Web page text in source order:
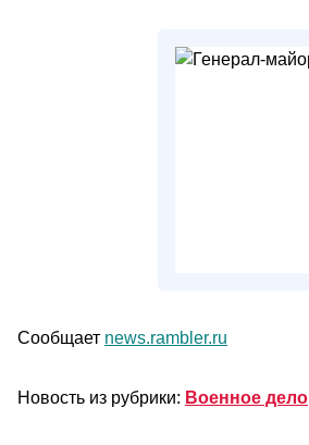
Сообщает news.rambler.ru
Новость из рубрики: Военное дело